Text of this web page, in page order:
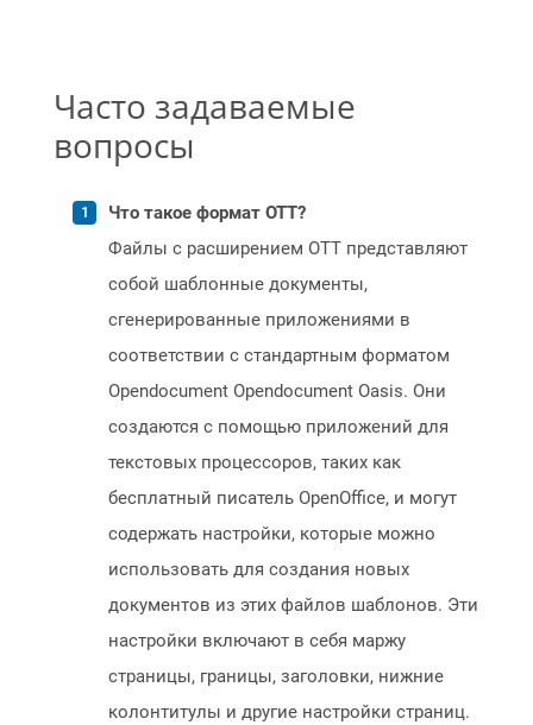
Часто задаваемые
вопросы
Что такое формат OTT?
Файлы с расширением OTT представляют
собой шаблонные документы,
сгенерированные приложениями в
соответствии с стандартным форматом
Opendocument Opendocument Oasis. Они
создаются с помощью приложений для
текстовых процессоров, таких как
бесплатный писатель OpenOffice, и могут
содержать настройки, которые можно
использовать для создания новых
документов из этих файлов шаблонов. Эти
настройки включают в себя маржу
страницы, границы, заголовки, нижние
колонтитулы и другие настройки страниц.